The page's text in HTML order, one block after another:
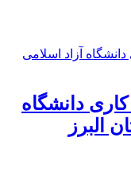
دانشگاه
البرز